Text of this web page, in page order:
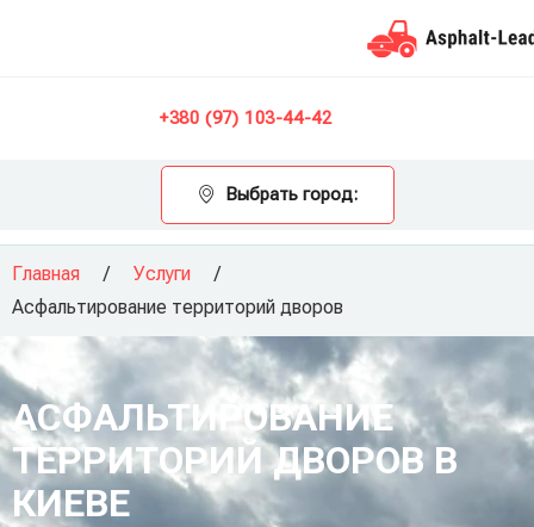
+380 (97) 103-44-42
Выбрать город:
Главная / Услуги
/
Асфальтирование территорий дворов
АСФАЛЬТИРОВАНИЕ
ТЕРРИТОРИЙ ДВОРОВ В
КИЕВЕ